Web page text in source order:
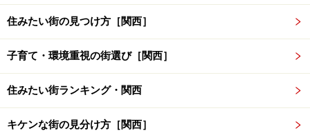
兵庫区の地価上昇は三宮周辺の再整備などによる中央区
への期待感が高まったこと、そして地価が安かったこと
震災で被災した「旧神戸阪急ビル東館」が神戸三宮阪急
ビルとして開業（2021年4月）するなど各所で開発が進
む中央区よりも上位に位置しますが、金額では1万8000
住みたい街の見つけ方［関西］
子育て・環境重視の街選び［関西］
住みたい街ランキング・関西
キケンな街の見分け方［関西］